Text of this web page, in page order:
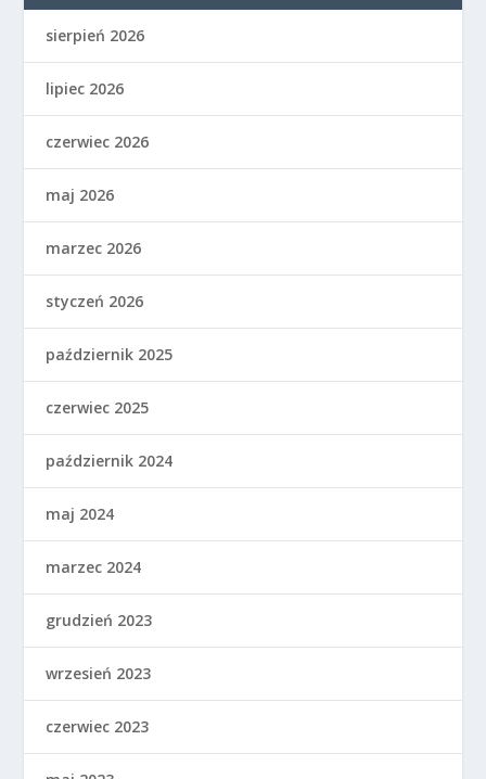
sierpień 2026
lipiec 2026
czerwiec 2026
maj 2026
marzec 2026
styczeń 2026
październik 2025
czerwiec 2025
październik 2024
maj 2024
marzec 2024
grudzień 2023
wrzesień 2023
czerwiec 2023